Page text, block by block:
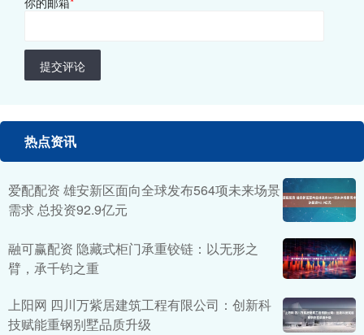
提交评论
热点资讯
爱配配资 雄安新区面向全球发布564项未来场景
需求 总投资92.9亿元
融可赢配资 隐藏式柜门承重铰链：以无形之
臂，承千钧之重
上阳网 四川万紫居建筑工程有限公司：创新科
技赋能重钢别墅品质升级